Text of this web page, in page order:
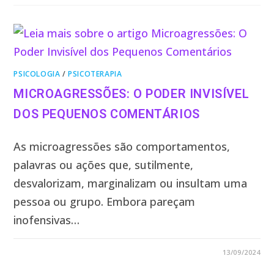
PSICOLOGIA /PSICOTERAPIA
MICROAGRESSÕES: O PODER INVISÍVEL
DOS PEQUENOS COMENTÁRIOS
As microagressões são comportamentos,
palavras ou ações que, sutilmente,
desvalorizam, marginalizam ou insultam uma
pessoa ou grupo. Embora pareçam
inofensivas…
13/09/2024